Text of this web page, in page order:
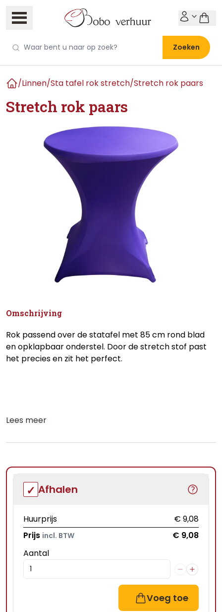
Zoeken
/Linnen/Sta tafel rok stretch/Stretch rok paars
Stretch rok paars
Omschrijving
Rok passend over de statafel met 85 cm rond blad
en opklapbaar onderstel. Door de stretch stof past
het precies en zit het perfect.
Lees meer
Afhalen
Huurprijs
€ 9,08
Prijs incl. BTW
€ 9,08
Aantal
Voeg toe